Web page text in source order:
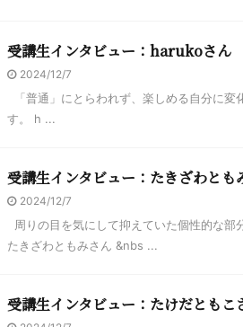
受講生インタビュー：harukoさん
2024/12/7
「普通」にとらわれず、楽しめる自分
す。 h ...
受講生インタビュー：たきざわとも
2024/12/7
周りの目を気にして抑えていた個性的な
たきざわともみさん &nbs ...
受講生インタビュー：たけだともこ